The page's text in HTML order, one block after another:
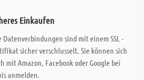
Einkaufen
Datenverbindungen sind mit einem SSL -
sicher verschlusselt. Sie können sich
mit Amazon, Facebook oder Google bei
anmelden.